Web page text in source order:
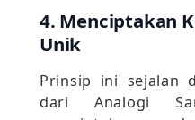
4. Menciptakan
Unik
Prinsip ini sejalan
dari Analogi